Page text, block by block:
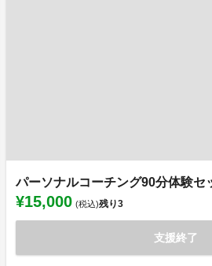
パーソナルコーチング90分体験セ
¥15,000 (税込)残り3
支援終了